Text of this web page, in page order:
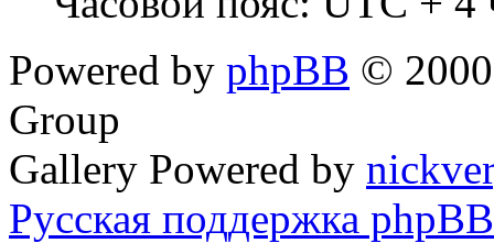
Powered by phpBB ©
Group
Gallery Powered by
Русская поддержка phpBB